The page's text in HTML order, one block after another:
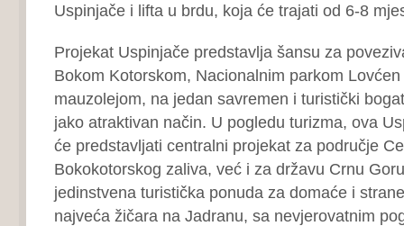
Uspinjače i lifta u brdu, koja će trajati od 6-8
Projekat Uspinjače predstavlja šansu za
Bokom Kotorskom, Nacionalnim parkom
mauzolejom, na jedan savremen i turistički
jako atraktivan način. U pogledu turizma, ova
će predstavljati centralni projekat za područje
Bokokotorskog zaliva, već i za državu Crnu
jedinstvena turistička ponuda za domaće i
najveća žičara na Jadranu, sa nevjerovatnim